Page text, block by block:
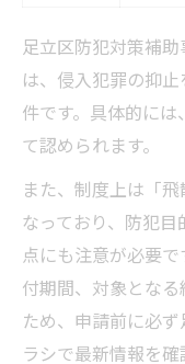
足立区防犯対策補
は、侵入犯罪の抑
件です。具体的に
て認められます。
また、制度上は「
なっており、防犯
点にも注意が必要
付期間、対象とな
ため、申請前に必
ラシで最新情報を確